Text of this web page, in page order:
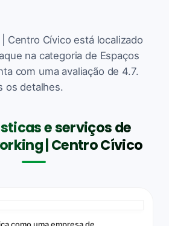
Centro Cívico está localizado
na categoria de Espaços
com uma avaliação de 4.7.
os detalhes.
e serviços de
| Centro Cívico